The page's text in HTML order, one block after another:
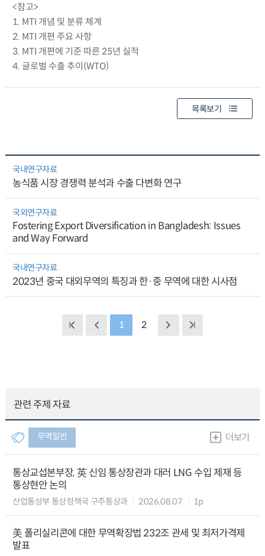
<참고>
1. MTI 개념 및 분류 체계
2. MTI 개편 주요 사항
3. MTI 개편에 기준 따른 25년 실적
4. 글로벌 수출 추이(WTO)
목록보기
국내연구자료
농식품 시장 경쟁력 분석과 수출 다변화 연구
국외연구자료
Fostering Export Diversification in Bangladesh: Issues
and Way Forward
국내연구자료
2023년 중국 대외무역의 특징과 한·중 무역에 대한 시사점
1 2
관련 주제 자료
무역일반 더보기
통상교섭본부장, 英 신임 통상장관과 대러 LNG 수입 제재 등
통상현안 논의
산업통상부 통상정책국 구주통상과 2026.08.07 1p
美 폴리실리콘에 대한 무역확장법 232조 관세 및 최저가격제
발표